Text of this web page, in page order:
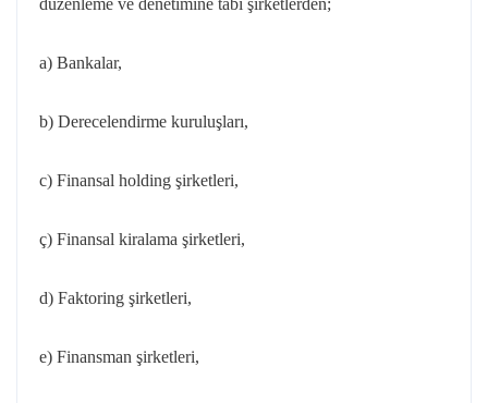
düzenleme ve denetimine tabi şirketlerden;
a) Bankalar,
b) Derecelendirme kuruluşları,
c) Finansal holding şirketleri,
ç) Finansal kiralama şirketleri,
d) Faktoring şirketleri,
e) Finansman şirketleri,